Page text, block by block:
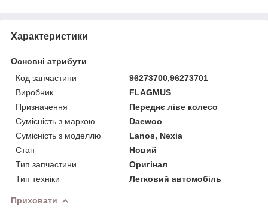
Характеристики
Основні атрибути
Код запчастини
96273700,96273701
Виробник
FLAGMUS
Призначення
Переднє ліве колесо
Сумісність з маркою
Daewoo
Сумісність з моделлю
Lanos, Nexia
Стан
Новий
Тип запчастини
Оригінал
Тип техніки
Легковий автомобіль
Приховати